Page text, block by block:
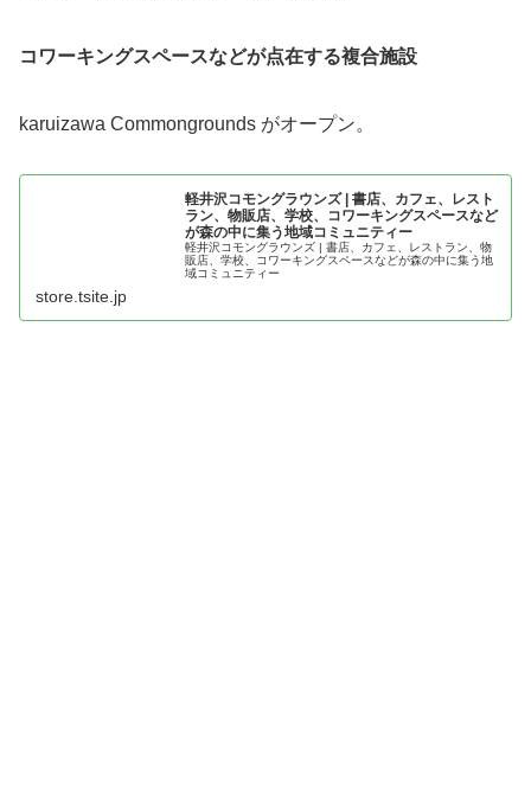
コワーキングスペースなどが点在する複合施設
karuizawa Commongrounds がオープン。
軽井沢コモングラウンズ | 書店、カフェ、レスト
ラン、物販店、学校、コワーキングスペースなど
が森の中に集う地域コミュニティー
軽井沢コモングラウンズ | 書店、カフェ、レストラン、物
販店、学校、コワーキングスペースなどが森の中に集う地
域コミュニティー
store.tsite.jp